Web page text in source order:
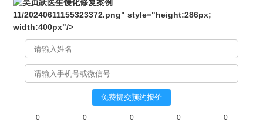
11/20240611155323372.png" style="height:286px;
width:400px"/>
0 0 0 0 0